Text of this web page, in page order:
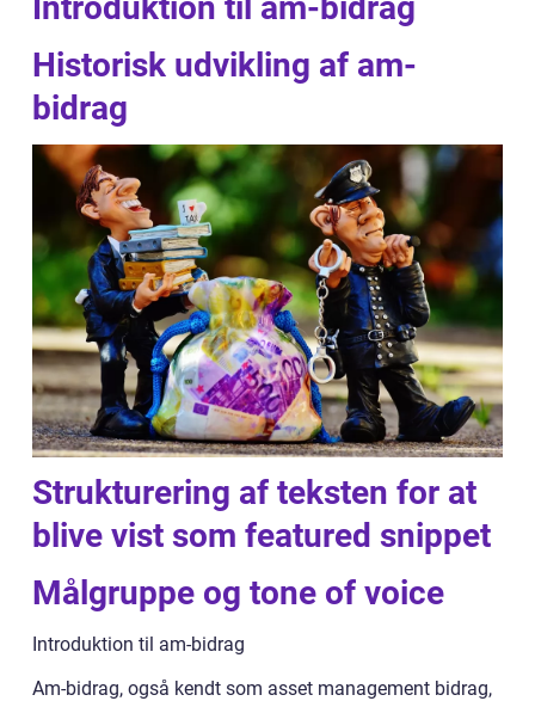
Historisk udvikling af am-
bidrag
Strukturering af teksten for at
blive vist som featured snippet
Målgruppe og tone of voice
Introduktion til am-bidrag
Am-bidrag, også kendt som asset management bidrag,